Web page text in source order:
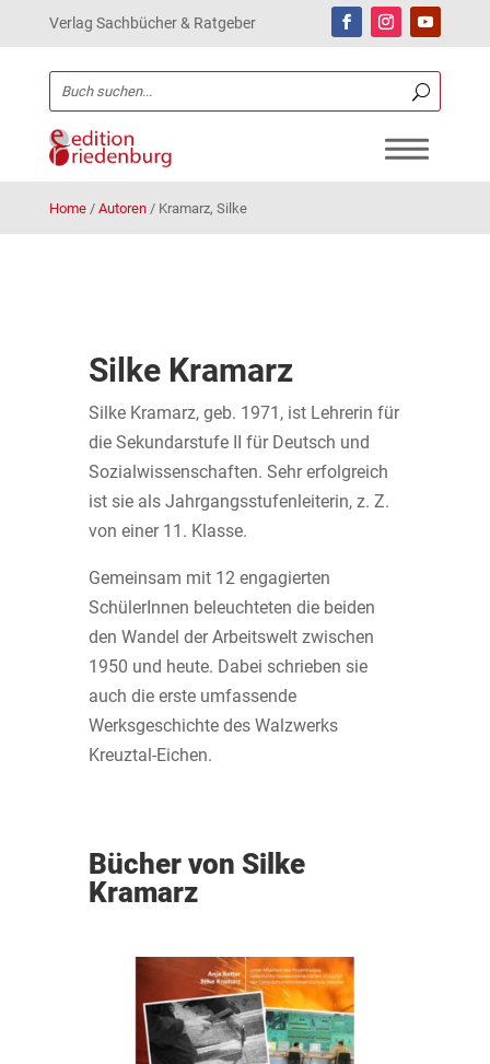
Verlag Sachbücher & Ratgeber
Home/ Autoren/ Kramarz, Silke
Silke Kramarz
Silke Kramarz, geb. 1971, ist Lehrerin für
die Sekundarstufe II für Deutsch und
Sozialwissenschaften. Sehr erfolgreich
ist sie als Jahrgangsstufenleiterin, z. Z.
von einer 11. Klasse.
Gemeinsam mit 12 engagierten
SchülerInnen beleuchteten die beiden
den Wandel der Arbeitswelt zwischen
1950 und heute. Dabei schrieben sie
auch die erste umfassende
Werksgeschichte des Walzwerks
Kreuztal-Eichen.
Bücher von Silke
Kramarz